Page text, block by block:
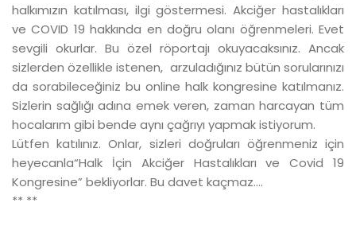
halkımızın katılması, ilgi göstermesi. Akciğer hastalıkları
ve COVID 19 hakkında en doğru olanı öğrenmeleri. Evet
sevgili okurlar. Bu özel röportajı okuyacaksınız. Ancak
sizlerden özellikle istenen, arzuladığınız bütün sorularınızı
da sorabileceğiniz bu online halk kongresine katılmanız.
Sizlerin sağlığı adına emek veren, zaman harcayan tüm
hocalarım gibi bende aynı çağrıyı yapmak istiyorum.
Lütfen katılınız. Onlar, sizleri doğruları öğrenmeniz için
heyecanla“Halk İçin Akciğer Hastalıkları ve Covid 19
Kongresine” bekliyorlar. Bu davet kaçmaz….
** **